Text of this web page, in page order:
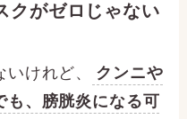
クがゼロじゃない
けれど、
クンニや
も、膀胱炎になる可